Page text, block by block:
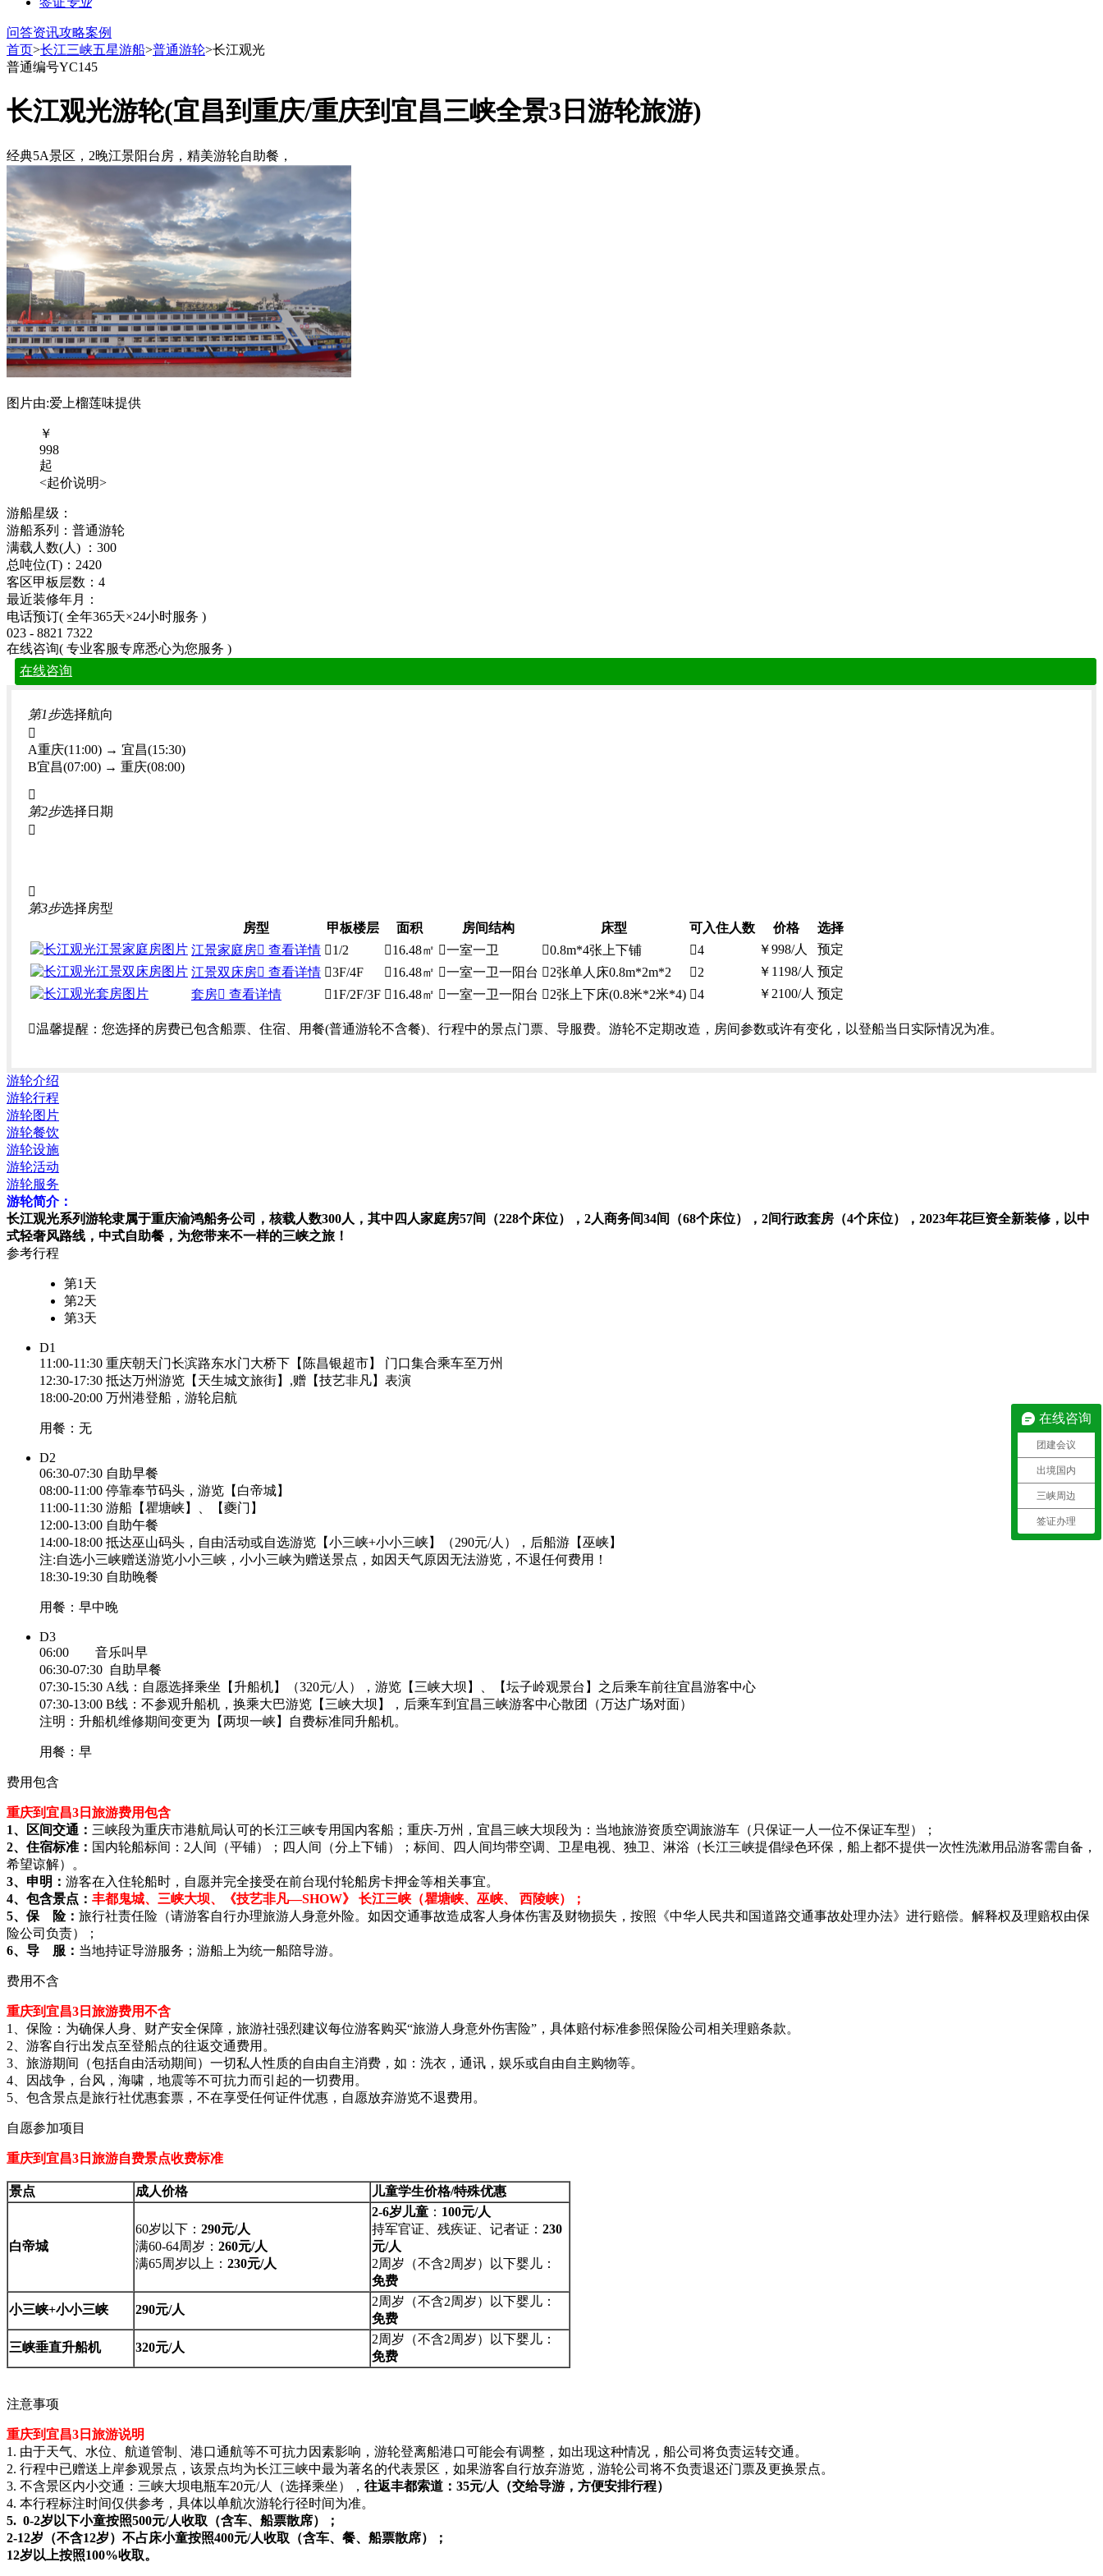
问答资讯攻略案例
首页>长江三峡五星游船>普通游轮>长江观光
普通编号YC145
长江观光游轮(宜昌到重庆/重庆到宜昌三峡全景3日游轮旅游)
经典5A景区，2晚江景阳台房，精美游轮自助餐，
图片由:爱上榴莲味提供
￥
998
起
<起价说明>
游船星级：
游船系列：普通游轮
满载人数(人) ：300
总吨位(T)：2420
客区甲板层数：4
最近装修年月：
电话预订( 全年365天×24小时服务 )
023 - 8821 7322
在线咨询( 专业客服专席悉心为您服务 )
在线咨询
第1步选择航向

A重庆(11:00) → 宜昌(15:30)
B宜昌(07:00) → 重庆(08:00)

第2步选择日期


第3步选择房型
房型
甲板楼层 面积 房间结构 床型 可入住人数 价格
选择
江景家庭房 查看详情 1/2 16.48㎡ 一室一卫 0.8m*4张上下铺 4 ￥998/人
预定
江景双床房 查看详情 3F/4F 16.48㎡ 一室一卫一阳台 2张单人床0.8m*2m*2 2 ￥ 1198/人 预定
套房 查看详情 1F/2F/3F 16.48㎡ 一室一卫一阳台 2张上下床(0.8米*2米*4) 4 ￥ 2100/人 预定
温馨提醒： 您选择的房费已包含船票、住宿、用餐(普通游轮不含餐)、行程中的景点门票、导服费。游轮不定期改造，房间参数或许有变化，以登船当日实际情况为准。
游轮介绍
游轮行程
游轮图片
游轮餐饮
游轮设施
游轮活动
游轮服务
游轮简介：
长江观光系列游轮隶属于重庆渝鸿船务公司，核载人数300人，其中四人家庭房57间（228个床位），2人商务间34间（68个床位），2间行政套房（4个床位），2023年花巨资全新装修，以中
式轻奢风路线，中式自助餐，为您带来不一样的三峡之旅！
参考行程
第1天
第2天
第3天
D1
11:00-11:30 重庆朝天门长滨路东水门大桥下【陈昌银超市】 门口集合乘车至万州
12:30-17:30 抵达万州游览【天生城文旅街】,赠【技艺非凡】表演
18:00-20:00 万州港登船，游轮启航
用餐：无
D2
06:30-07:30 自助早餐
08:00-11:00 停靠奉节码头，游览【白帝城】
11:00-11:30 游船【瞿塘峡】、【夔门】
12:00-13:00 自助午餐
14:00-18:00 抵达巫山码头，自由活动或自选游览【小三峡+小小三峡】（290元/人），后船游【巫峡】
注:自选小三峡赠送游览小小三峡，小小三峡为赠送景点，如因天气原因无法游览，不退任何费用！
18:30-19:30 自助晚餐
用餐：早中晚
D3
06:00 音乐叫早
06:30-07:30 自助早餐
07:30-15:30 A线：自愿选择乘坐【升船机】（320元/人），游览【三峡大坝】、【坛子岭观景台】之后乘车前往宜昌游客中心
07:30-13:00 B线：不参观升船机，换乘大巴游览【三峡大坝】，后乘车到宜昌三峡游客中心散团（万达广场对面）
注明：升船机维修期间变更为【两坝一峡】自费标准同升船机。
用餐：早
费用包含
重庆到宜昌3日旅游费用包含
1、区间交通： 三峡段为重庆市港航局认可的长江三峡专用国内客船；重庆-万州，宜昌三峡大坝段为：当地旅游资质空调旅游车（只保证一人一位不保证车型）；
2、住宿标准： 国内轮船标间：2人间（平铺）；四人间（分上下铺）；标间、四人间均带空调、卫星电视、独卫、淋浴（长江三峡提倡绿色环保，船上都不提供一次性洗漱用品游客需自备，
希望谅解）。
3、申明： 游客在入住轮船时，自愿并完全接受在前台现付轮船房卡押金等相关事宜。
4、 包含景点： 丰都鬼城、三峡大坝、 《技艺非凡—SHOW》
长江三峡（瞿塘峡、巫峡、 西陵峡）；
5、保 险： 旅行社责任险（请游客自行办理旅游人身意外险。如因交通事故造成客人身体伤害及财物损失，按照《中华人民共和国道路交通事故处理办法》进行赔偿。解释权及理赔权由保
险公司负责）；
6、导 服： 当地持证导游服务；游船上为统一船陪导游。
费用不含
重庆到宜昌3日旅游费用不含
1、保险：为确保人身、财产安全保障，旅游社强烈建议每位游客购买“旅游人身意外伤害险”，具体赔付标准参照保险公司相关理赔条款。
2、游客自行出发点至登船点的往返交通费用。
3、旅游期间（包括自由活动期间）一切私人性质的自由自主消费，如：洗衣，通讯，娱乐或自由自主购物等。
4、因战争，台风，海啸，地震等不可抗力而引起的一切费用。
5、包含景点是旅行社优惠套票，不在享受任何证件优惠，自愿放弃游览不退费用。
自愿参加项目
重庆到宜昌3日旅游自费景点收费标准
景点 成人价格 儿童学生价格/特殊优惠
白帝城
60岁以下： 290元/人
满60-64周岁： 260元/人
满65周岁以上： 230元/人
2-6岁儿童 ： 100元/人
持军官证、残疾证、记者证： 230
元/人
2周岁（不含2周岁）以下婴儿：
免费
小三峡+小小三峡 290元/人
2周岁（不含2周岁）以下婴儿：
免费
三峡垂直升船机 320元/人
2周岁（不含2周岁）以下婴儿：
免费
注意事项
重庆到宜昌3日旅游说明
1. 由于天气、水位、航道管制、港口通航等不可抗力因素影响，游轮登离船港口可能会有调整，如出现这种情况，船公司将负责运转交通。
2. 行程中已赠送上岸参观景点，该景点均为长江三峡中最为著名的代表景区，如果游客自行放弃游览，游轮公司将不负责退还门票及更换景点。
3. 不含景区内小交通：三峡大坝电瓶车20元/人（选择乘坐）， 往返丰都索道：35元/人（交给导游，方便安排行程）
4. 本行程标注时间仅供参考，具体以单航次游轮行径时间为准。
5. 0-2岁以下小童按照500元/人收取（含车、船票散席）；
2-12岁（不含12岁）不占床小童按照400元/人收取（含车、餐、船票散席）；
12岁以上按照100%收取。
在线咨询
团建会议
出境国内
三峡周边
签证办理